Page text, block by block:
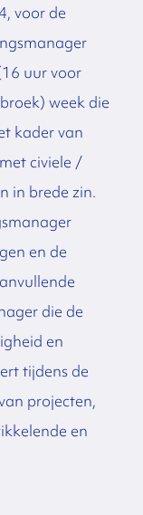
voor de
uur voor
week die
kader van
civiele /
in brede zin.
en de
die de
en
tijdens de
projecten,
en